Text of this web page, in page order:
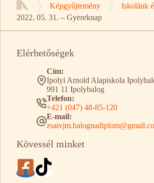
Kezdőlap
Képgyűjtemény
Iskolánk
2022. 05. 31. – Gyereknap
Elérhetőségek
Cím:
Ipolyi Arnold Alapiskola
991 11 Ipolybalog
Telefon:
+421 (047) 48-85-120
E-mail:
Kövessél minket